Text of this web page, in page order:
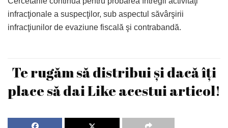
infracţionale a suspecţilor, sub aspectul săvârşirii
infracţiunilor de evaziune fiscală şi contrabandă.
Te rugăm să distribui și dacă îți
place să dai Like acestui articol!